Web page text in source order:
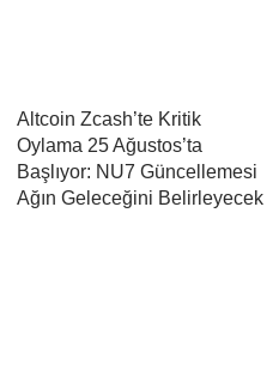
Altcoin Zcash’te Kritik
Oylama 25 Ağustos’ta
Başlıyor: NU7 Güncellemesi
Ağın Geleceğini Belirleyecek